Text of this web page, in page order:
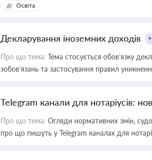
Освіта
Декларування іноземних доходів
Про що тема: Тема стосується обов’язку
зобов’язань та застосування правил
Telegram канали для нотаріусів:
Про що тема: Огляди нормативних змін,
про що пишуть у Telegram каналах для